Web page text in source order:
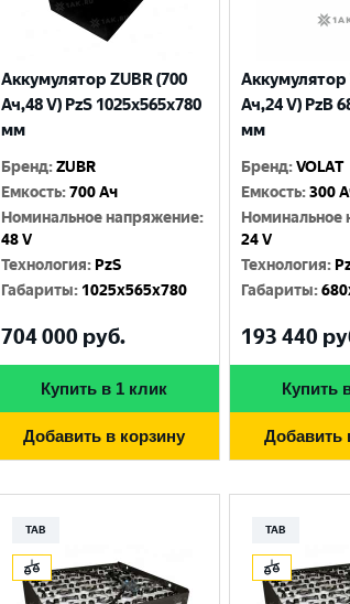
Аккумулятор ZUBR (700
Ач,48 V) PzS 1025x565x780
мм
Бренд:ZUBR
Емкость:700 Ач
Номинальное напряжение:
48 V
Технология: PzS
Габариты: 1025x565x780
704 000 руб.
Купить в 1 клик
Добавить в корзину
Аккумулятор
Ач,24 V) PzB
мм
Бренд:VOLAT
Емкость:300
Номинальное
24 V
Технология:
Габариты:
193 440
Купить
Добавить
TAB TAB